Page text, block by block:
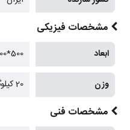
مشخصات فیزیکی
ابعاد 500*800*300 میلیمتر
وزن 20 کیلوگرم
مشخصات فنی